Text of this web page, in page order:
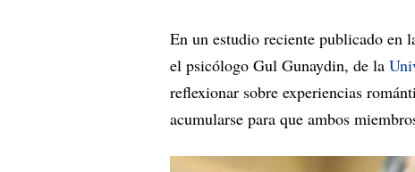
En un estudio reciente publicado en
el psicólogo Gul Gunaydin, de la
reflexionar sobre experiencias
acumularse para que ambos